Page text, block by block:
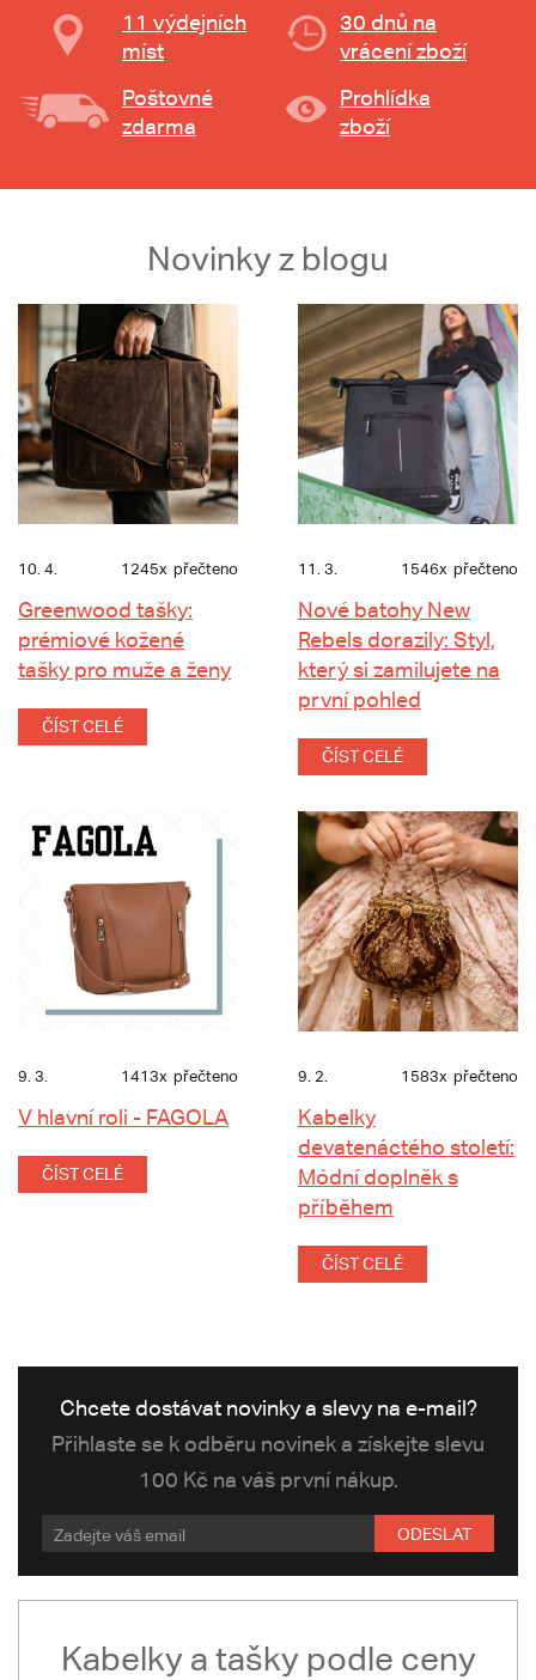
11 výdejních
míst
30 dnů na
vrácení zboží
Poštovné
zdarma
Prohlídka
zboží
Novinky z blogu
10. 4. 1245x přečteno
Greenwood tašky:
prémiové kožené
tašky pro muže a ženy
ČÍST CELÉ
11. 3. 1546x přečteno
Nové batohy New
Rebels dorazily: Styl,
který si zamilujete na
první pohled
ČÍST CELÉ
9. 3. 1413x přečteno
V hlavní roli - FAGOLA
ČÍST CELÉ
9. 2. 1583x přečteno
Kabelky
devatenáctého století:
Módní doplněk s
příběhem
ČÍST CELÉ
Chcete dostávat novinky a slevy na e-mail?
Přihlaste se k odběru novinek a získejte slevu
100 Kč na váš první nákup.
ODESLAT
Kabelky a tašky podle ceny